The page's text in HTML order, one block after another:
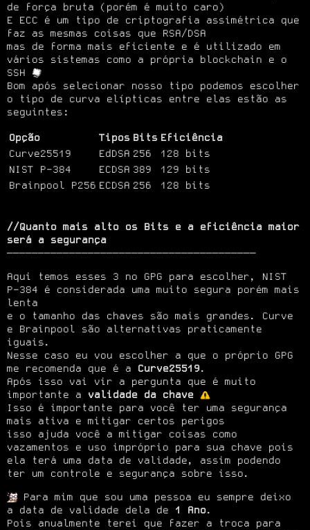
de força bruta (porém é muito caro)
E ECC é um tipo de criptografia assimétrica que
faz as mesmas coisas que RSA/DSA
mas de forma mais eficiente e é utilizado em
vários sistemas como a própria blockchain e o
SSH
Bom após selecionar nosso tipo podemos escolher
o tipo de curva elípticas entre elas estão as
seguintes:
Opção Tipos Bits Eficiência
Curve25519
EdDSA 256
128 bits
NIST P-384
ECDSA 389
129 bits
Brainpool P256 ECDSA 256 128 bits
//Quanto mais alto os Bits e a eficiência maior
será a segurança
────────────────────────────────────────
Aqui temos esses 3 no GPG para escolher, NIST
P-384 é considerada uma muito segura porém mais
lenta
e o tamanho das chaves são mais grandes. Curve
e Brainpool são alternativas praticamente
iguais.
Nesse caso eu vou escolher a que o próprio GPG
me recomenda que é a Curve25519.
Após isso vai vir a pergunta que é muito
importante a validade da chave
Isso é importante para você ter uma segurança
mais ativa e mitigar certos perigos
isso ajuda você a mitigar coisas como
vazamentos e uso impróprio para sua chave pois
ela terá uma data de validade, assim podendo
ter um controle e segurança sobre isso.
Para mim que sou uma pessoa eu sempre deixo
a data de validade dela de 1 Ano.
Pois anualmente terei que fazer a troca para